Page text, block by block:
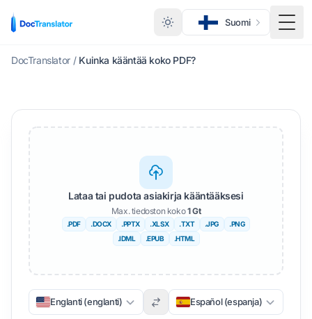
Suomi
DocTranslator / Kuinka kääntää koko PDF?
Lataa tai pudota asiakirja kääntääksesi
Max. tiedoston koko1 Gt
.PDF .DOCX .PPTX .XLSX .TXT .JPG
.PNG
.IDML
.EPUB .HTML
Englanti (englanti) Español (espanja)